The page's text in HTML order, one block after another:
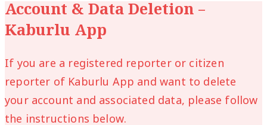
Account & Data Deletion –
Kaburlu App
If you are a registered reporter or citizen
reporter of Kaburlu App and want to delete
your account and associated data, please follow
the instructions below.